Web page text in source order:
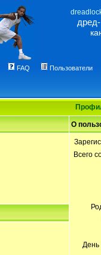
FAQ Пользователи
О
Всего
День